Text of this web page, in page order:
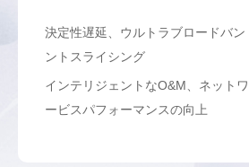
決定性遅延、ウルトラブロードバン
ントスライシング
インテリジェントなO&M、ネット
ービスパフォーマンスの向上